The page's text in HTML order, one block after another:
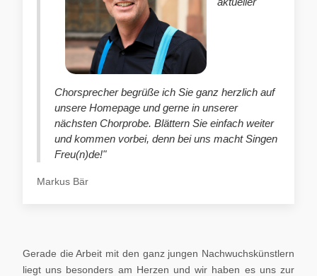
Chorsprecher begrüße ich Sie ganz herzlich auf
unsere Homepage und gerne in unserer
nächsten Chorprobe. Blättern Sie einfach weiter
und kommen vorbei, denn bei uns macht Singen
Freu(n)de!"
Markus Bär
Gerade die Arbeit mit den ganz jungen Nachwuchskünstlern
liegt uns besonders am Herzen und wir haben es uns zur